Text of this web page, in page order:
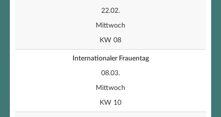
22.02.
Mittwoch
KW 08
Internationaler Frauentag
08.03.
Mittwoch
KW 10